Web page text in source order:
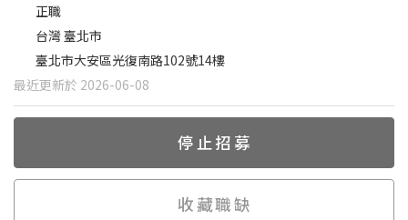
正職
台灣 臺北市
臺北市大安區光復南路102號14樓
最近更新於 2026-06-08
停止招募
收藏職缺